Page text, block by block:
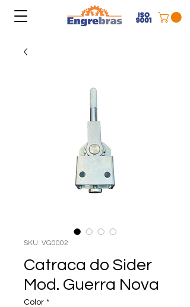
SKU: VG0002
Catraca do Sider
Mod. Guerra Nova
Color *